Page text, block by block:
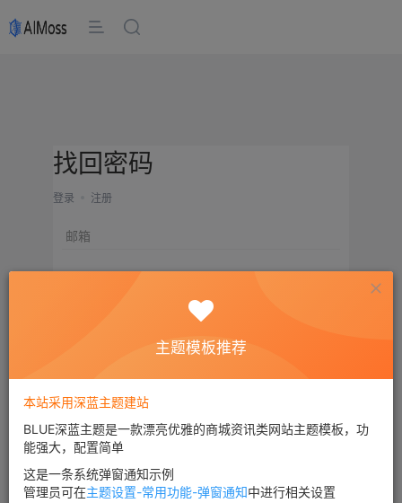
找回密码
登录 注册
邮箱
确认提交
主题模板推荐
本站采用深蓝主题建站
BLUE深蓝主题是一款漂亮优雅的商城资讯类网站主题模板，功
能强大，配置简单
这是一条系统弹窗通知示例
管理员可在主题设置-常用功能-弹窗通知中进行相关设置